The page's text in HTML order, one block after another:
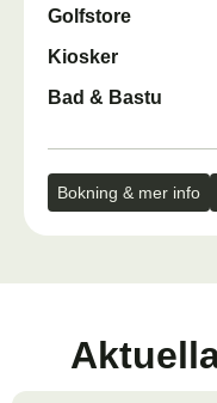
Golfstore
Kiosker
Bad & Bastu
Bokning & mer info